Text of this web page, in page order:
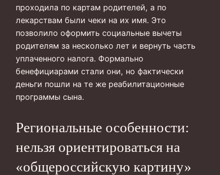
проходила по картам родителей, а по
лекарствам были чеки на их имя. Это
позволило оформить социальные вычеты
родителям за несколько лет и вернуть часть
уплаченного налога. Формально
бенефициарами стали они, но фактически
деньги пошли на те же реабилитационные
программы сына.
Региональные особенности:
нельзя ориентироваться на
«общероссийскую картину»